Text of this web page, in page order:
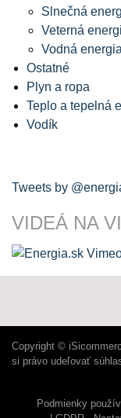
Slnečná
Veterná
Vodná energia
Ostatné
Plyn a ropa
Teplo a tepelná
Vodík
Tweets by
VIDEÁ NA
Copyright ©
si právo udeľovať
Podmienky